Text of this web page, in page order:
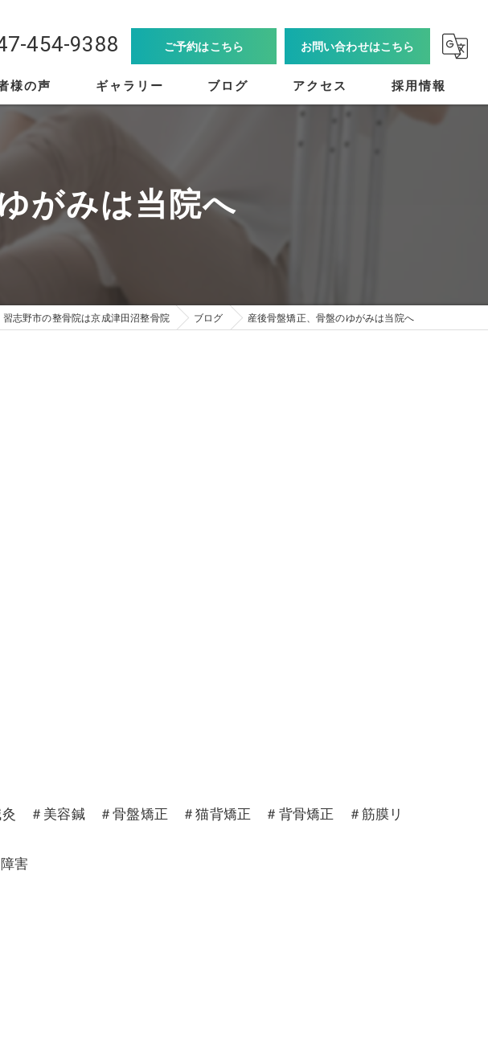
454-9388 ご予約はこちら お問い合わせはこちら
様の声 ギャラリー ブログ アクセス 採用情報
がみは当院へ
習志野市の整骨院は京成津田沼整骨院 ブログ 産後骨盤矯正、骨盤のゆがみは当院へ
＃美容鍼 ＃骨盤矯正 ＃猫背矯正 ＃背骨矯正 ＃筋膜リ
害